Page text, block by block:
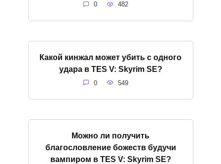
0 482
Какой кинжал может убить с одного
удара в TES V: Skyrim SE?
0 549
Можно ли получить
благословление божеств будучи
вампиром в TES V: Skyrim SE?